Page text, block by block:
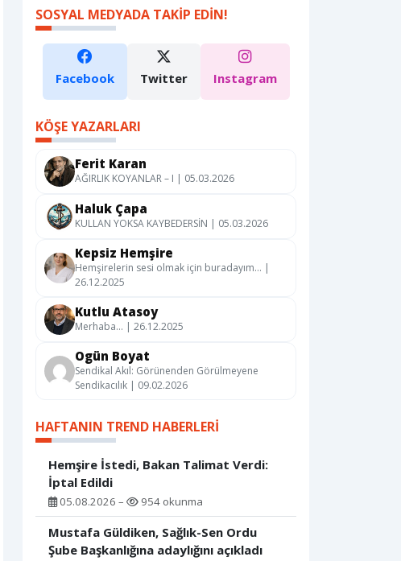
SOSYAL MEDYADA TAKIP EDIN!
Facebook Twitter Instagram
KÖŞE YAZARLARI
Ferit Karan
AĞIRLIK KOYANLAR – I | 05.03.2026
Haluk Çapa
KULLAN YOKSA KAYBEDERSİN | 05.03.2026
Kepsiz Hemşire
Hemşirelerin sesi olmak için buradayım… |
26.12.2025
Kutlu Atasoy
Merhaba… | 26.12.2025
Ogün Boyat
Sendikal Akıl: Görünenden Görülmeyene
Sendikacılık | 09.02.2026
HAFTANIN TREND HABERLERI
Hemşire İstedi, Bakan Talimat Verdi:
İptal Edildi
05.08.2026 – 954 okunma
Mustafa Güldiken, Sağlık-Sen Ordu
Şube Başkanlığına adaylığını açıkladı